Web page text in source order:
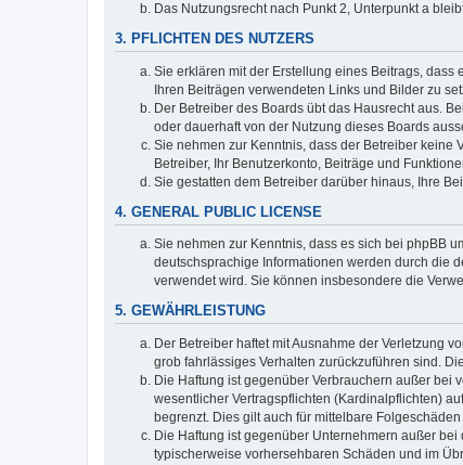
Das Nutzungsrecht nach Punkt 2, Unterpunkt a
3. PFLICHTEN DES NUTZERS
Sie erklären mit der Erstellung eines Beitrags,
Ihren Beiträgen verwendeten Links und Bilder zu
Der Betreiber des Boards übt das Hausrecht aus.
oder dauerhaft von der Nutzung dieses Boards
Sie nehmen zur Kenntnis, dass der Betreiber keine
Betreiber, Ihr Benutzerkonto, Beiträge und
Sie gestatten dem Betreiber darüber hinaus, Ihre
4. GENERAL PUBLIC LICENSE
Sie nehmen zur Kenntnis, dass es sich bei phpBB
deutschsprachige Informationen werden durch die
verwendet wird. Sie können insbesondere die
5. GEWÄHRLEISTUNG
Der Betreiber haftet mit Ausnahme der Verletzung
grob fahrlässiges Verhalten zurückzuführen sind.
Die Haftung ist gegenüber Verbrauchern außer bei
wesentlicher Vertragspflichten (Kardinalpflichten)
begrenzt. Dies gilt auch für mittelbare
Die Haftung ist gegenüber Unternehmern außer
typischerweise vorhersehbaren Schäden und im